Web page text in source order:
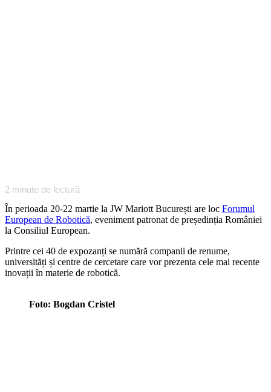
2 minute de lectură
În perioada 20-22 martie la JW Mariott București are loc Forumul
European de Robotică, eveniment patronat de președinția României
la Consiliul European.
Printre cei 40 de expozanți se numără companii de renume,
universități și centre de cercetare care vor prezenta cele mai recente
inovații în materie de robotică.
Foto: Bogdan Cristel